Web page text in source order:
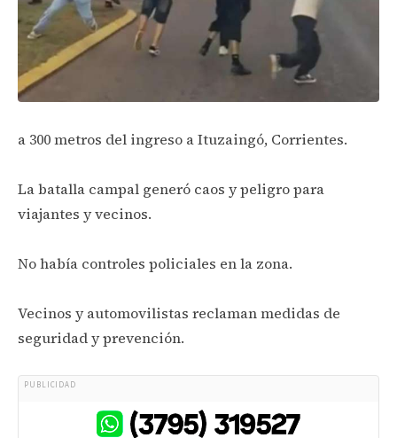
a 300 metros del ingreso a Ituzaingó, Corrientes.
La batalla campal generó caos y peligro para
viajantes y vecinos.
No había controles policiales en la zona.
Vecinos y automovilistas reclaman medidas de
seguridad y prevención.
PUBLICIDAD